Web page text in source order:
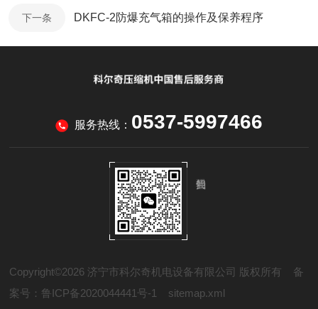
下一条 DKFC-2防爆充气箱的操作及保养程序
服务热线： 0537-5997466
Copyright©2026 济宁市科尔奇机电设备有限公司 版权所有 备
案号：鲁ICP备2020044441号-1
sitemap.xml